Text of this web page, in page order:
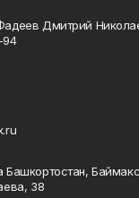
Дмитрий
94
Башкортостан,
38